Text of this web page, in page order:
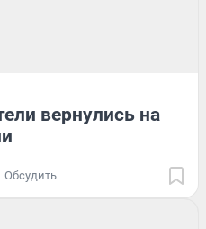
вернулись на
Обсудить